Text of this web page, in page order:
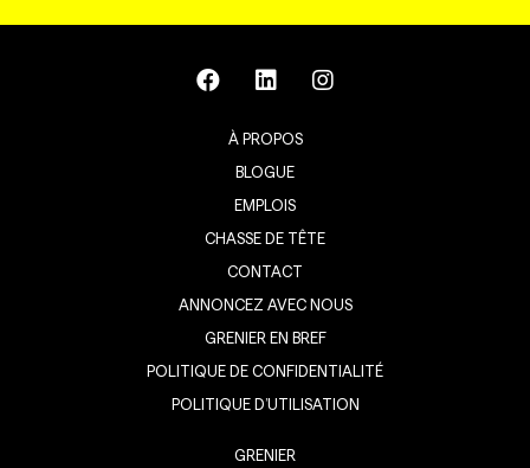
À PROPOS
BLOGUE
EMPLOIS
CHASSE DE TÊTE
CONTACT
ANNONCEZ AVEC NOUS
GRENIER EN BREF
POLITIQUE DE CONFIDENTIALITÉ
POLITIQUE D’UTILISATION
GRENIER